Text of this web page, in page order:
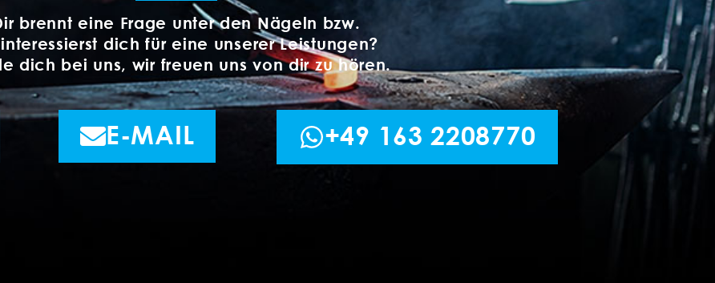
brennt eine Frage unter den Nägeln bzw.
dich für eine unserer Leistungen?
dich bei uns, wir freuen uns von dir zu hören.
E-MAIL +49 163 2208770